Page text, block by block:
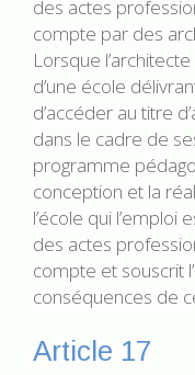
des actes
compte par des
Lorsque
d’une école
d’accéder au titre
dans le cadre de
programme
conception et la
l’école qui
des actes
compte et souscrit
conséquences de
Article 17